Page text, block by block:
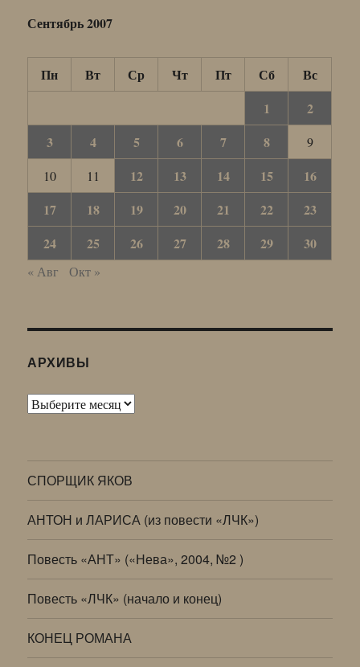
Сентябрь 2007
Пн Вт Ср Чт Пт Сб
Вс
1
2
3
4 5 6 7 8
9
10
11 12 13 14 15
16
17
18 19 20 21 22
23
24
25 26 27 28 29 30
« Авг Окт »
АРХИВЫ
Архивы
СПОРЩИК ЯКОВ
АНТОН и ЛАРИСА (из повести «ЛЧК»)
Повесть «АНТ» («Нева», 2004, №2 )
Повесть «ЛЧК» (начало и конец)
КОНЕЦ РОМАНА